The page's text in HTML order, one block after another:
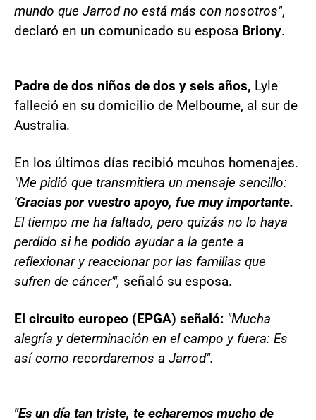
mundo que Jarrod no está más con nosotros",
declaró en un comunicado su esposa Briony.
Padre de dos niños de dos y seis años, Lyle
falleció en su domicilio de Melbourne, al sur de
Australia.
En los últimos días recibió mcuhos homenajes.
"Me pidió que transmitiera un mensaje sencillo:
'Gracias por vuestro apoyo, fue muy importante.
El tiempo me ha faltado, pero quizás no lo haya
perdido si he podido ayudar a la gente a
reflexionar y reaccionar por las familias que
sufren de cáncer'", señaló su esposa.
El circuito europeo (EPGA) señaló: "Mucha
alegría y determinación en el campo y fuera: Es
así como recordaremos a Jarrod".
"Es un día tan triste, te echaremos mucho de